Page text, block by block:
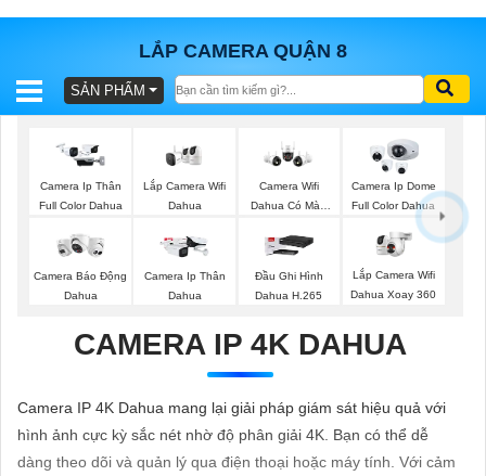
LẮP CAMERA QUẬN 8
BÁO
TRỌN
GÓI
SẢN
TƯ
VẤN
LẮP
SẢN PHẨM
Camera Ip Thân
Full Color Dahua
Lắp Camera Wifi
Dahua
Camera Wifi
Dahua Có Màu
Camera Ip Dome
Full Color Dahua
Camera Báo Động
Dahua
Camera Ip Thân
Dahua
Đầu Ghi Hình
Dahua H.265
Lắp Camera Wifi
Dahua Xoay 360
CAMERA IP 4K DAHUA
Camera IP 4K Dahua mang lại giải pháp giám sát hiệu quả với
hình ảnh cực kỳ sắc nét nhờ độ phân giải 4K. Bạn có thể dễ
dàng theo dõi và quản lý qua điện thoại hoặc máy tính. Với cảm